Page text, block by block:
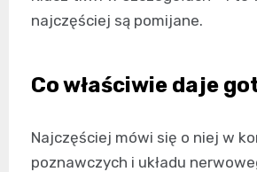
najczęściej są pomijane.
Co właściwie daje
Najczęściej mówi się o niej w
poznawczych i układu